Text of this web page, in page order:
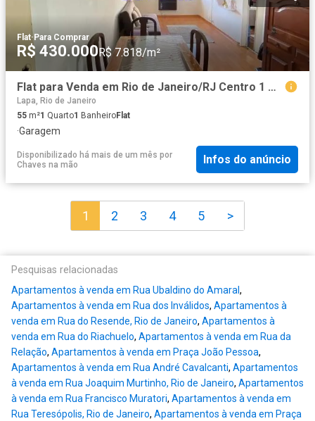
Flat·Para Comprar
R$ 430.000R$ 7.818/m²
Flat para Venda em Rio de Janeiro/RJ Centro 1 Quartos
Lapa, Rio de Janeiro
55 m²1 Quarto1 BanheiroFlat
·Garagem
Disponibilizado há mais de um mês por
Chaves na mão
Infos do anúncio
1 2 3 4 5 >
Pesquisas relacionadas
Apartamentos à venda em Rua Ubaldino do Amaral,
Apartamentos à venda em Rua dos Inválidos, Apartamentos à
venda em Rua do Resende, Rio de Janeiro, Apartamentos à
venda em Rua do Riachuelo, Apartamentos à venda em Rua da
Relação, Apartamentos à venda em Praça João Pessoa,
Apartamentos à venda em Rua André Cavalcanti, Apartamentos
à venda em Rua Joaquim Murtinho, Rio de Janeiro, Apartamentos
à venda em Rua Francisco Muratori, Apartamentos à venda em
Rua Teresópolis, Rio de Janeiro, Apartamentos à venda em Praça